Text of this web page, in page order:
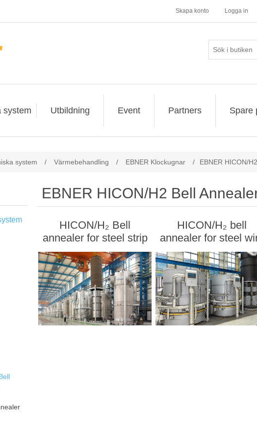
Skapa konto Logga in
system Utbildning Event Partners Spare
system / Värmebehandling / EBNER Klockugnar / EBNER HICON/
EBNER HICON/H2 Bell
HICON/H₂ Bell
annealer for steel strip
HICON/H₂ bell
annealer for steel